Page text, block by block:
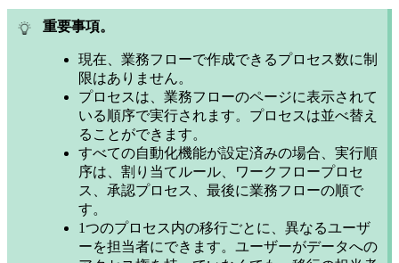
重要事項。
現在、業務フローで作成できるプロセス数に制
限はありません。
プロセスは、業務フローのページに表示されて
いる順序で実行されます。プロセスは並べ替え
ることができます。
すべての自動化機能が設定済みの場合、実行順
序は、割り当てルール、ワークフロープロセ
ス、承認プロセス、最後に業務フローの順で
す。
1つのプロセス内の移行ごとに、異なるユーザ
ーを担当者にできます。ユーザーがデータへの